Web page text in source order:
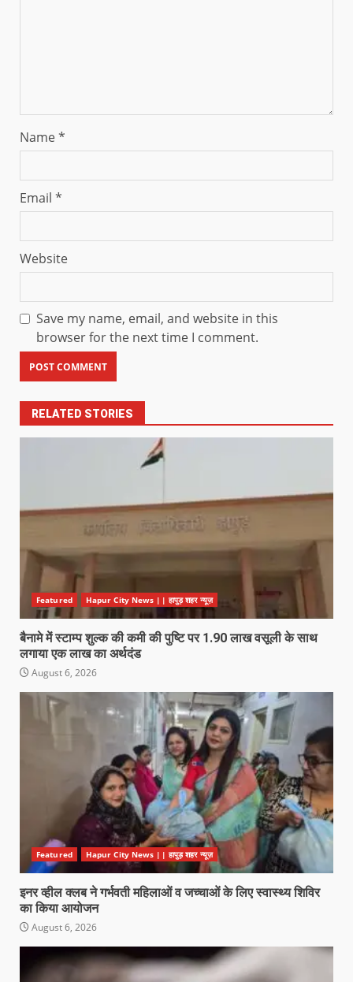
Name*
Email *
Website
Save my name, email, and website in this
browser for the next time I comment.
RELATED STORIES
Featured Hapur City News || हापुड़ शहर न्यूज़
बैनामे में स्टाम्प शुल्क की कमी की पुष्टि पर 1.90 लाख वसूली के साथ
लगाया एक लाख का अर्थदंड
August 6, 2026
Featured Hapur City News || हापुड़ शहर न्यूज़
इनर व्हील क्लब ने गर्भवती महिलाओं व जच्चाओं के लिए स्वास्थ्य शिविर
का किया आयोजन
August 6, 2026